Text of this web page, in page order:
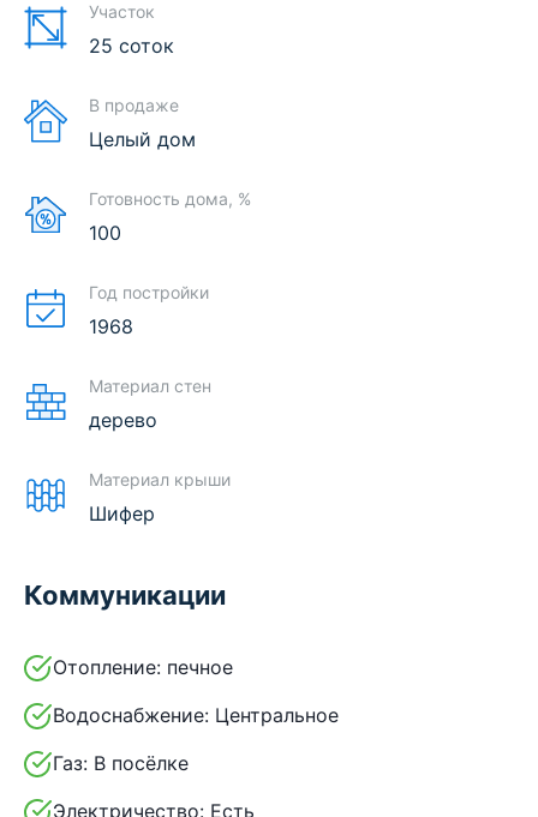
Участок
25 соток
В продаже
Целый дом
Готовность дома, %
100
Год постройки
1968
Материал стен
дерево
Материал крыши
Шифер
Коммуникации
Отопление: печное
Водоснабжение: Центральное
Газ: В посёлке
Электричество: Есть